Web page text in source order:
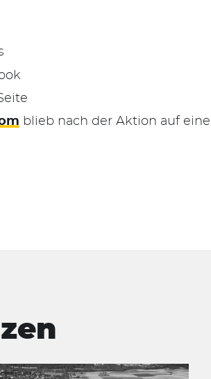
blieb nach der Aktion auf